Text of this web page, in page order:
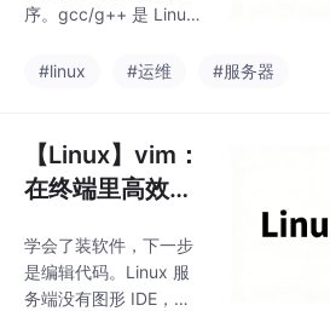
序。gcc/g++ 是 Linux
编译器。。
#linux #运维 #服务器
【Linux】vim：
在终端里高效编
学会了装软件，下一步
是编辑代码。Linux 服
务端没有图形 IDE，日